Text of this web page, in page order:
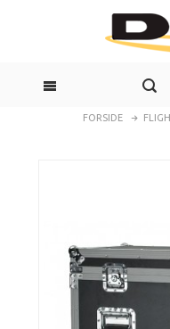
FORSIDE